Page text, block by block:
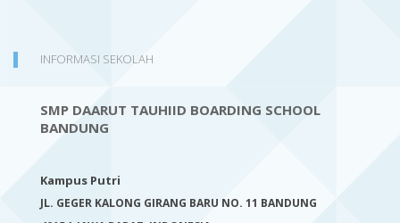
INFORMASI SEKOLAH
SMP DAARUT TAUHIID BOARDING SCHOOL
BANDUNG
Kampus Putri
JL. GEGER KALONG GIRANG BARU NO. 11 BANDUNG